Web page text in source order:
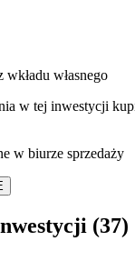
własnego
w tej inwestycji
w biurze sprzedaży
(37)